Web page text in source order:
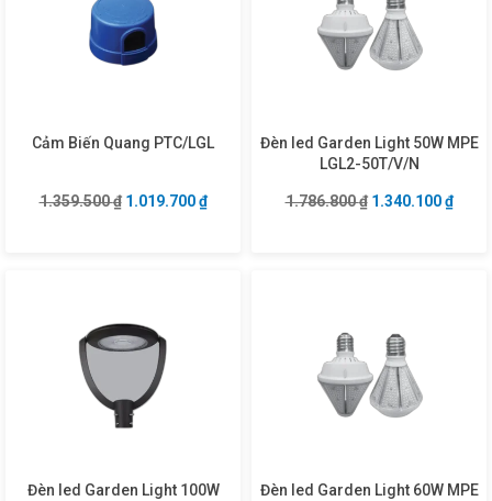
Cảm Biến Quang PTC/LGL
1.359.500₫ Giá gốc là: 1.359.500 ₫.
1.019.700₫Giá hiện tại là: 1.019.700 ₫.
Đèn led Garden Light 50W MPE
LGL2-50T/V/N
1.786.800₫ Giá gốc là:
1.340.100₫Giá
Đèn led Garden Light 100W
Đèn led Garden Light 60W MPE